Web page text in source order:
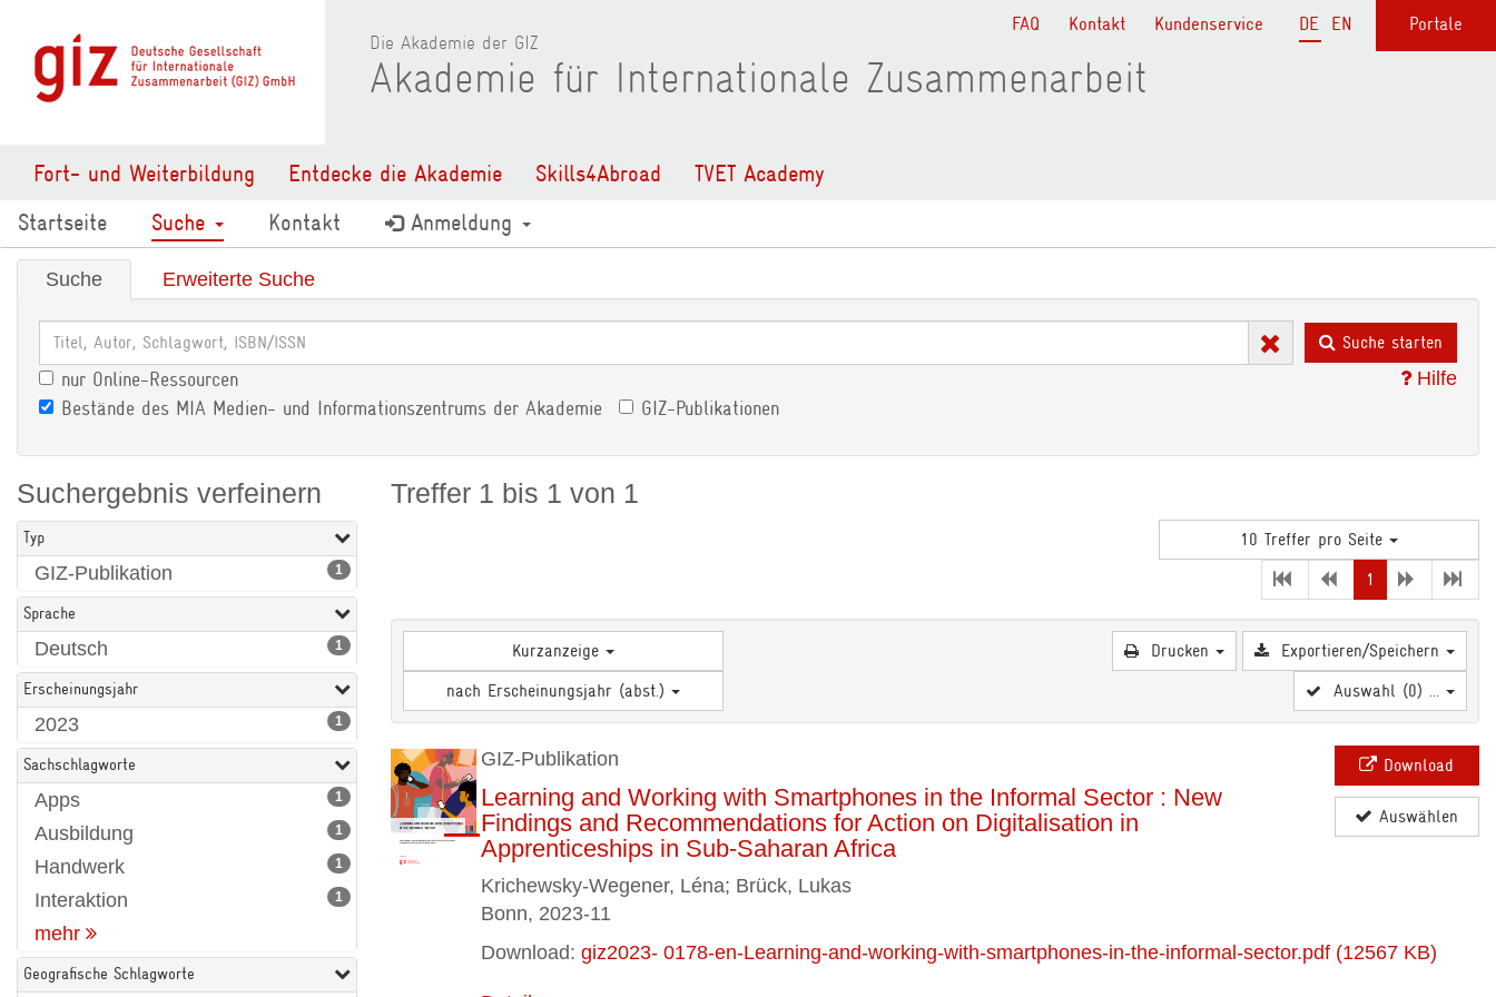
FAQ Kontakt Kundenservice DE EN Portale
Die Akademie der GIZ
Akademie für Internationale Zusammenarbeit
Fort- und Weiterbildung Entdecke die Akademie Skills4Abroad
TVET Academy
Startseite
Suche Kontakt Anmeldung
Suche Erweiterte Suche
Suche starten
Hilfe
nur Online-Ressourcen
Bestände des MIA Medien- und Informationszentrums der Akademie
GIZ-Publikationen
Suchergebnis verfeinern
Typ
GIZ-Publikation 1
Sprache
Deutsch 1
Erscheinungsjahr
2023 1
Sachschlagworte
Apps 1
Ausbildung 1
Handwerk 1
Interaktion 1
mehr
Geografische Schlagworte
Treffer 1 bis 1 von 1
10 Treffer pro Seite
1
(current)
Kurzanzeige
nach Erscheinungsjahr (abst.)
Drucken
Exportieren/Speichern
Auswahl (0) ...
GIZ-Publikation
Learning and Working with Smartphones in the Informal Sector : New
Findings and Recommendations for Action on Digitalisation in
Apprenticeships in Sub-Saharan Africa
Krichewsky-Wegener, Léna; Brück, Lukas
Bonn, 2023-11
Download
Auswählen
Download:giz2023- 0178-en-Learning-and-working-with-smartphones-in-the-informal-sector.pdf (12567 KB)